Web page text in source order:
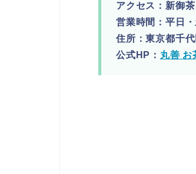
アクセス：新御
営業時間：平日
住所：東京都千
公式HP： 丸善 お